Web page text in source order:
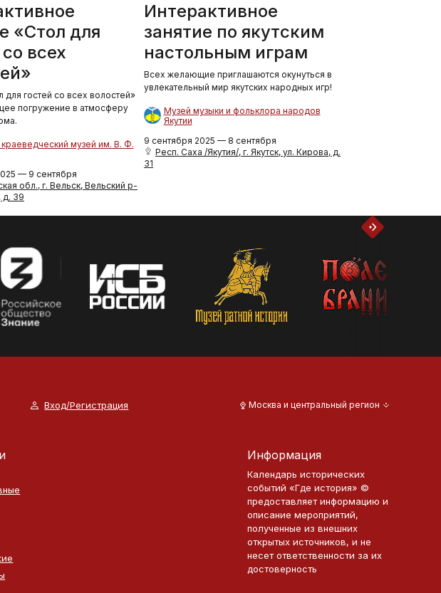
«Стол для
всех
для гостей со всех волостей»
погружение в атмосферу
музей им. В. Ф.
— 9 сентября
обл., г. Вельск, Вельский р-
д. 39
Интерактивное
занятие по якутским
настольным играм
Всех желающие приглашаются окунуться в
увлекательный мир якутских народных игр!
Музей музыки и фольклора народов
Якутии
9 сентября 2025 — 8 сентября
Респ. Саха /Якутия/, г. Якутск, ул. Кирова, д.
31
Вход/Регистрация Москва и центральный регион
Информация
Календарь исторических
событий «Где история» ©
предоставляет информацию и
описание мероприятий,
полученные из внешних
открытых источников, и не
несет ответственности за их
достоверность